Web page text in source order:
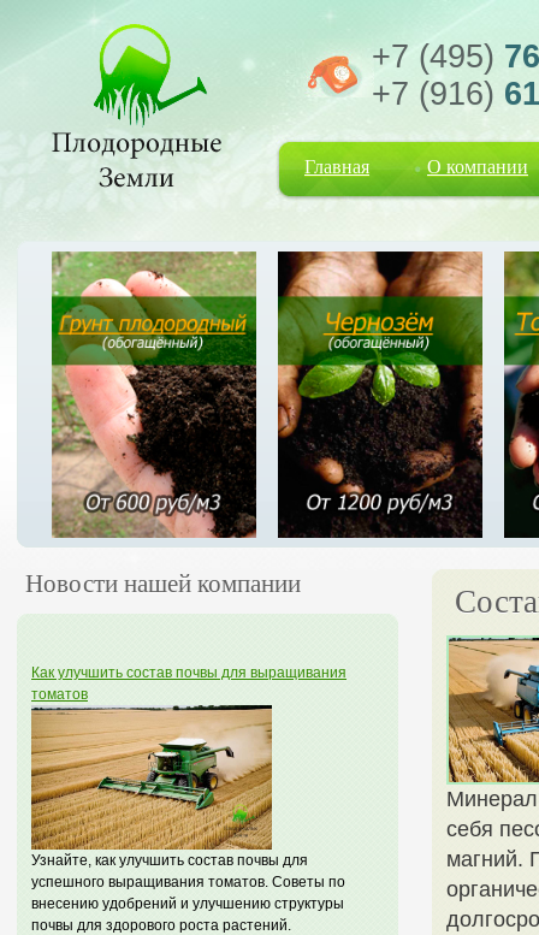
+7 (495)
+7 (916)
Главная О компании
Новости нашей компании
Как улучшить состав почвы для выращивания
томатов
Узнайте, как улучшить состав почвы для
успешного выращивания томатов. Советы по
внесению удобрений и улучшению структуры
почвы для здорового роста растений.
себя
магний.